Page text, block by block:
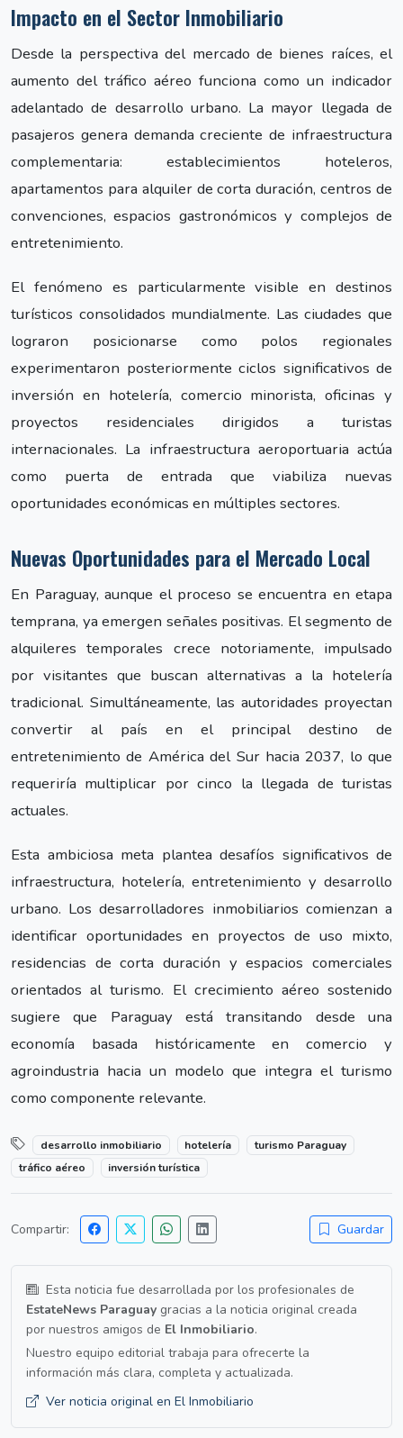
Impacto en el Sector Inmobiliario
Desde la perspectiva del mercado de bienes raíces, el
aumento del tráfico aéreo funciona como un indicador
adelantado de desarrollo urbano. La mayor llegada de
pasajeros genera demanda creciente de infraestructura
complementaria: establecimientos hoteleros,
apartamentos para alquiler de corta duración, centros de
convenciones, espacios gastronómicos y complejos de
entretenimiento.
El fenómeno es particularmente visible en destinos
turísticos consolidados mundialmente. Las ciudades que
lograron posicionarse como polos regionales
experimentaron posteriormente ciclos significativos de
inversión en hotelería, comercio minorista, oficinas y
proyectos residenciales dirigidos a turistas
internacionales. La infraestructura aeroportuaria actúa
como puerta de entrada que viabiliza nuevas
oportunidades económicas en múltiples sectores.
Nuevas Oportunidades para el Mercado Local
En Paraguay, aunque el proceso se encuentra en etapa
temprana, ya emergen señales positivas. El segmento de
alquileres temporales crece notoriamente, impulsado
por visitantes que buscan alternativas a la hotelería
tradicional. Simultáneamente, las autoridades proyectan
convertir al país en el principal destino de
entretenimiento de América del Sur hacia 2037, lo que
requeriría multiplicar por cinco la llegada de turistas
actuales.
Esta ambiciosa meta plantea desafíos significativos de
infraestructura, hotelería, entretenimiento y desarrollo
urbano. Los desarrolladores inmobiliarios comienzan a
identificar oportunidades en proyectos de uso mixto,
residencias de corta duración y espacios comerciales
orientados al turismo. El crecimiento aéreo sostenido
sugiere que Paraguay está transitando desde una
economía basada históricamente en comercio y
agroindustria hacia un modelo que integra el turismo
como componente relevante.
desarrollo inmobiliario hotelería
turismo Paraguay
tráfico aéreo
inversión turística
Compartir: Guardar
Esta noticia fue desarrollada por los profesionales de
EstateNews Paraguay gracias a la noticia original creada
por nuestros amigos de El Inmobiliario.
Nuestro equipo editorial trabaja para ofrecerte la
información más clara, completa y actualizada.
Ver noticia original en El Inmobiliario